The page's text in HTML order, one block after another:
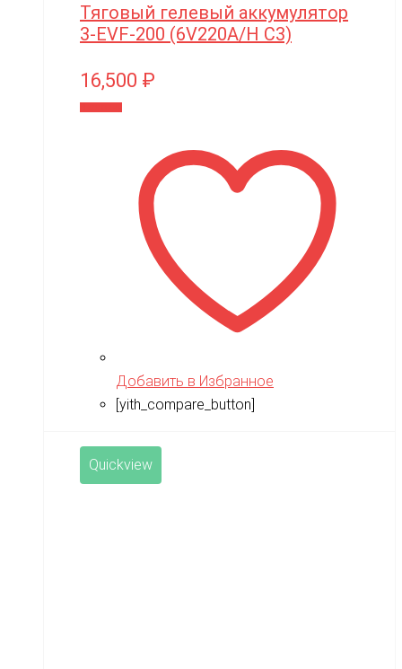
Тяговый гелевый аккумулятор
3-EVF-200 (6V220A/H C3)
16,500 ₽
Добавить в Избранное
[yith_compare_button]
Quickview